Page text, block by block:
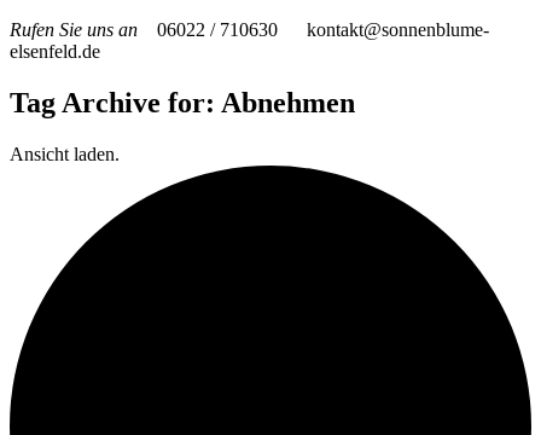
Rufen Sie uns an
06022 / 710630
kontakt@sonnenblume-
elsenfeld.de
Tag Archive for: Abnehmen
Ansicht laden.